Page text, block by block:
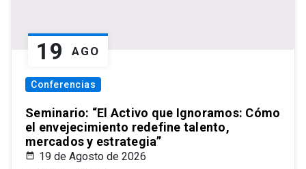
19 AGO
Conferencias
Seminario: “El Activo que Ignoramos: Cómo
el envejecimiento redefine talento,
mercados y estrategia”
19 de Agosto de 2026